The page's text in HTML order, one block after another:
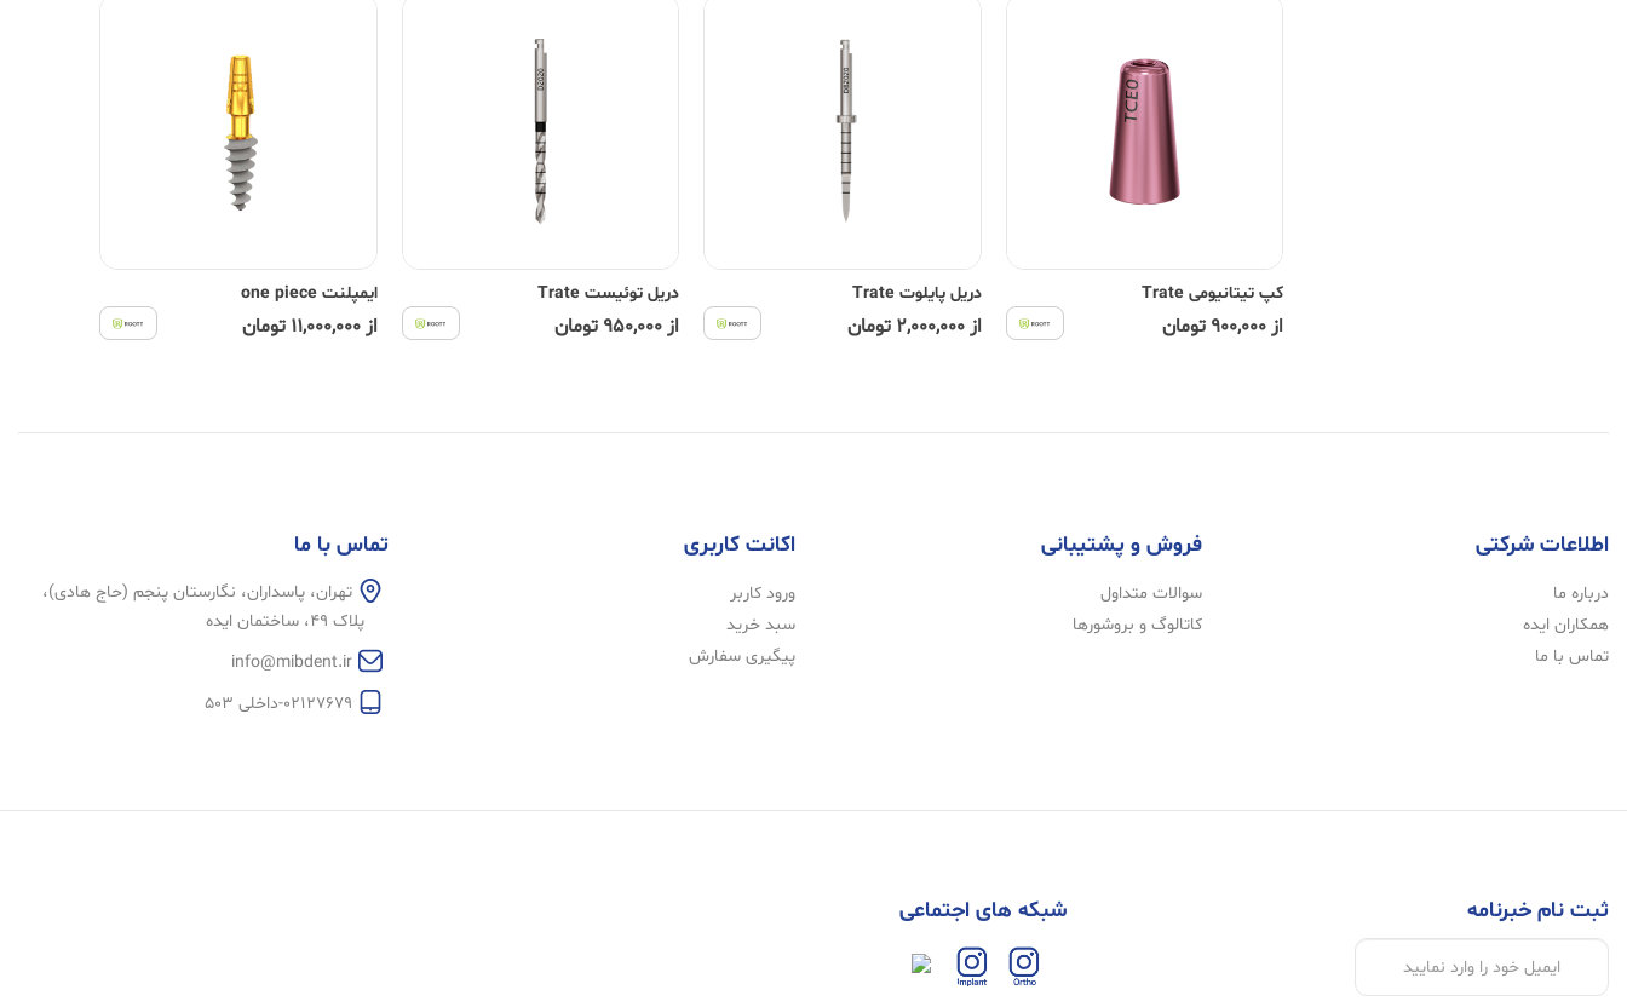
کپ تیتانیومی Trate
از 900,000 تومان
دریل پایلوت Trate
از 2,000,000 تومان
دریل توئیست Trate
از 950,000 تومان
ایمپلنت one piece
از 11,000,000 تومان
اطلاعات شرکتی
درباره ما
همکاران ایده
تماس با ما
فروش و پشتیبانی
سوالات متداول
کاتالوگ و بروشورها
اکانت کاربری
ورود کاربر
سبد خرید
پیگیری سفارش
تماس با ما
تهران، پاسداران، نگارستان پنجم (حاج هادی)،
پلاک 49، ساختمان ایده
info@mibdent.ir
02127679-داخلی 503
ثبت نام خبرنامه شبکه های اجتماعی